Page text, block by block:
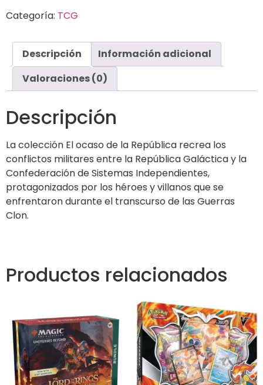
Categoría: TCG
Descripción
Información adicional
Valoraciones (0)
Descripción
La colección El ocaso de la República recrea los
conflictos militares entre la República Galáctica y la
Confederación de Sistemas Independientes,
protagonizados por los héroes y villanos que se
enfrentaron durante el transcurso de las Guerras
Clon.
Productos relacionados